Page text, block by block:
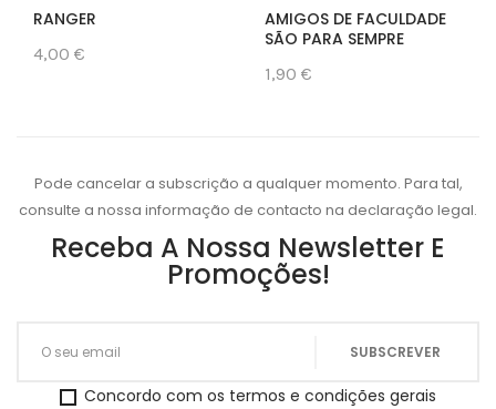
RANGER
4,00 €
AMIGOS DE FACULDADE
SÃO PARA SEMPRE
1,90 €
Pode cancelar a subscrição a qualquer momento. Para tal,
consulte a nossa informação de contacto na declaração legal.
Receba A Nossa Newsletter E
Promoções!
Concordo com os termos e condições gerais